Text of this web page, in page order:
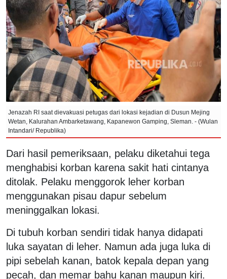
Jenazah RI saat dievakuasi petugas dari lokasi kejadian di Dusun Mejing
Wetan, Kalurahan Ambarketawang, Kapanewon Gamping, Sleman. - (Wulan
Intandari/ Republika)
Dari hasil pemeriksaan, pelaku diketahui tega
menghabisi korban karena sakit hati cintanya
ditolak. Pelaku menggorok leher korban
menggunakan pisau dapur sebelum
meninggalkan lokasi.
Di tubuh korban sendiri tidak hanya didapati
luka sayatan di leher. Namun ada juga luka di
pipi sebelah kanan, batok kepala depan yang
pecah, dan memar bahu kanan maupun kiri.